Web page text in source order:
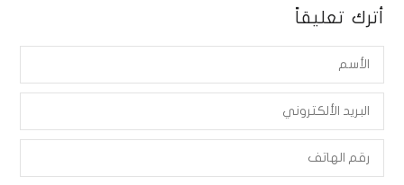
أترك تعليقاً